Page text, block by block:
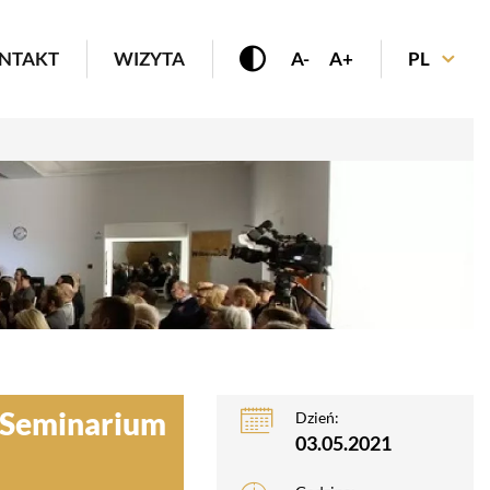
WIZYTA A- A+ PL
Dzień:
03.05.2021